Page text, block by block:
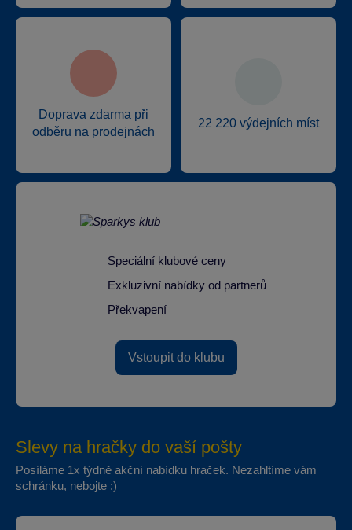
Doprava zdarma při
odběru na prodejnách
22 220 výdejních míst
Speciální klubové ceny
Exkluzivní nabídky od partnerů
Překvapení
Vstoupit do klubu
Slevy na hračky do vaší pošty
Posíláme 1x týdně akční nabídku hraček. Nezahltíme vám
schránku, nebojte :)